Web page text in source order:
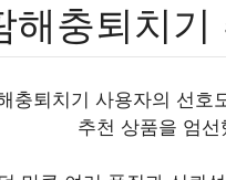
해충퇴치기
충퇴치기 사용자의 선호
추천 상품을 엄선